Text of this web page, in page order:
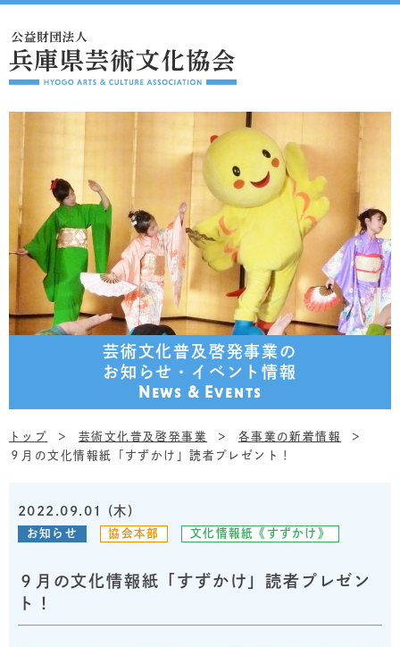
芸術文化普及啓発事業の
お知らせ・イベント情報
News & Events
トップ 芸術文化普及啓発事業
各事業の新着情報
９月の文化情報紙「すずかけ」読者プレゼント！
2022.09.01 (木)
お知らせ 協会本部 文化情報紙《すずかけ》
９月の文化情報紙「すずかけ」読者プレゼン
ト！